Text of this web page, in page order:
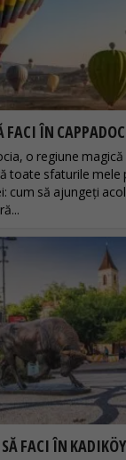
FACI ÎN
o regiune magică
toate sfaturile mele
cum să ajungeți
SĂ FACI ÎN KADIKÖY